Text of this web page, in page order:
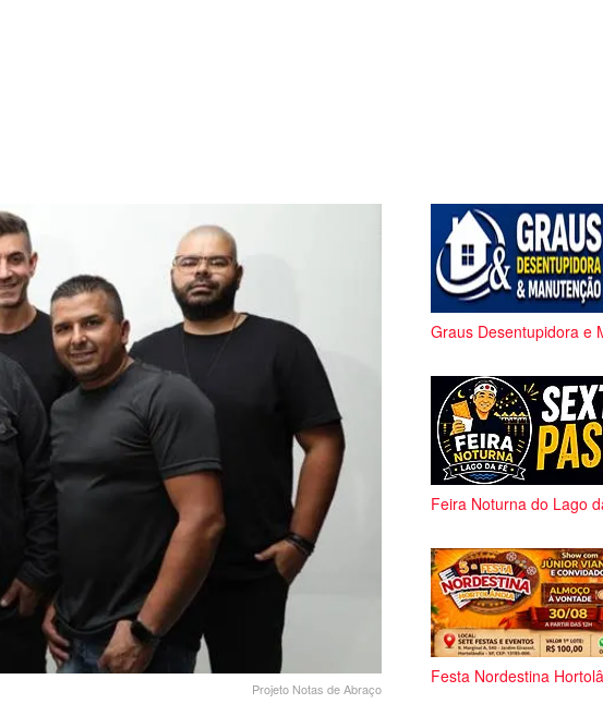
Projeto Notas de Abraço
Graus Desentupidora e
Feira Noturna do Lago
Festa Nordestina